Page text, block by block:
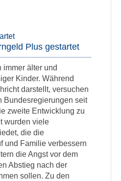
Plus gestartet
immer älter und
Kinder. Während
darstellt, versuchen
Bundesregierungen seit
zweite Entwicklung zu
wurden viele
die die
und Familie verbessern
die Angst vor dem
Abstieg nach der
sollen. Zu den